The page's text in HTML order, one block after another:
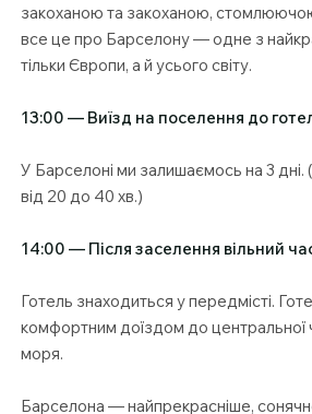
закоханою та закоханою,
все це про Барселону — одне з
тільки Європи, а й усього світу.
13:00 — Виїзд на поселення до
У Барселоні ми залишаємось на 3
від 20 до 40 хв.)
14:00 — Після заселення вільний
Готель знаходиться у передмісті.
комфортним доїздом до центральної
моря.
Барселона — найпрекрасніше,